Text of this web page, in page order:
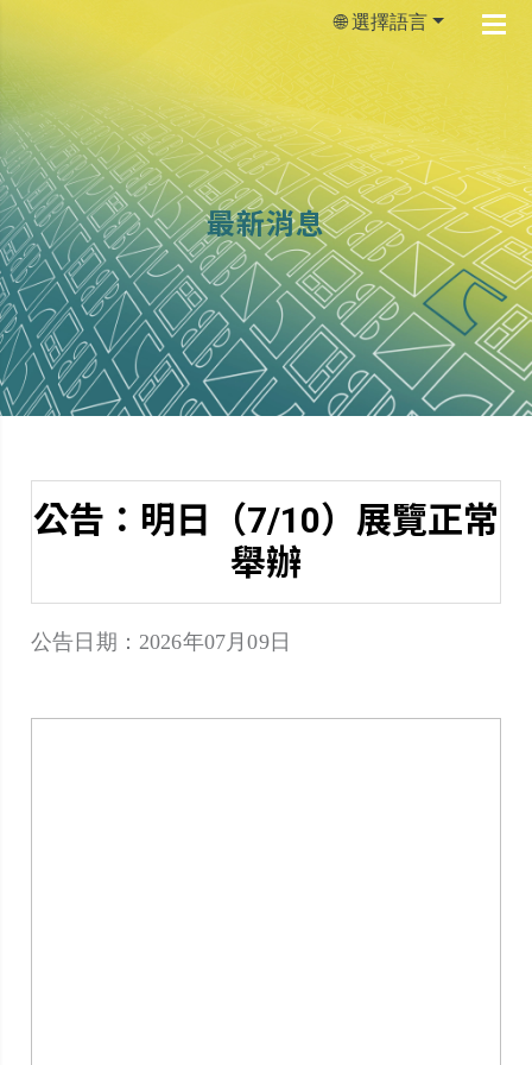
🌐 選擇語言
最新消息
公告：明日（7/10）展覽正常
舉辦
公告日期：2026年07月09日